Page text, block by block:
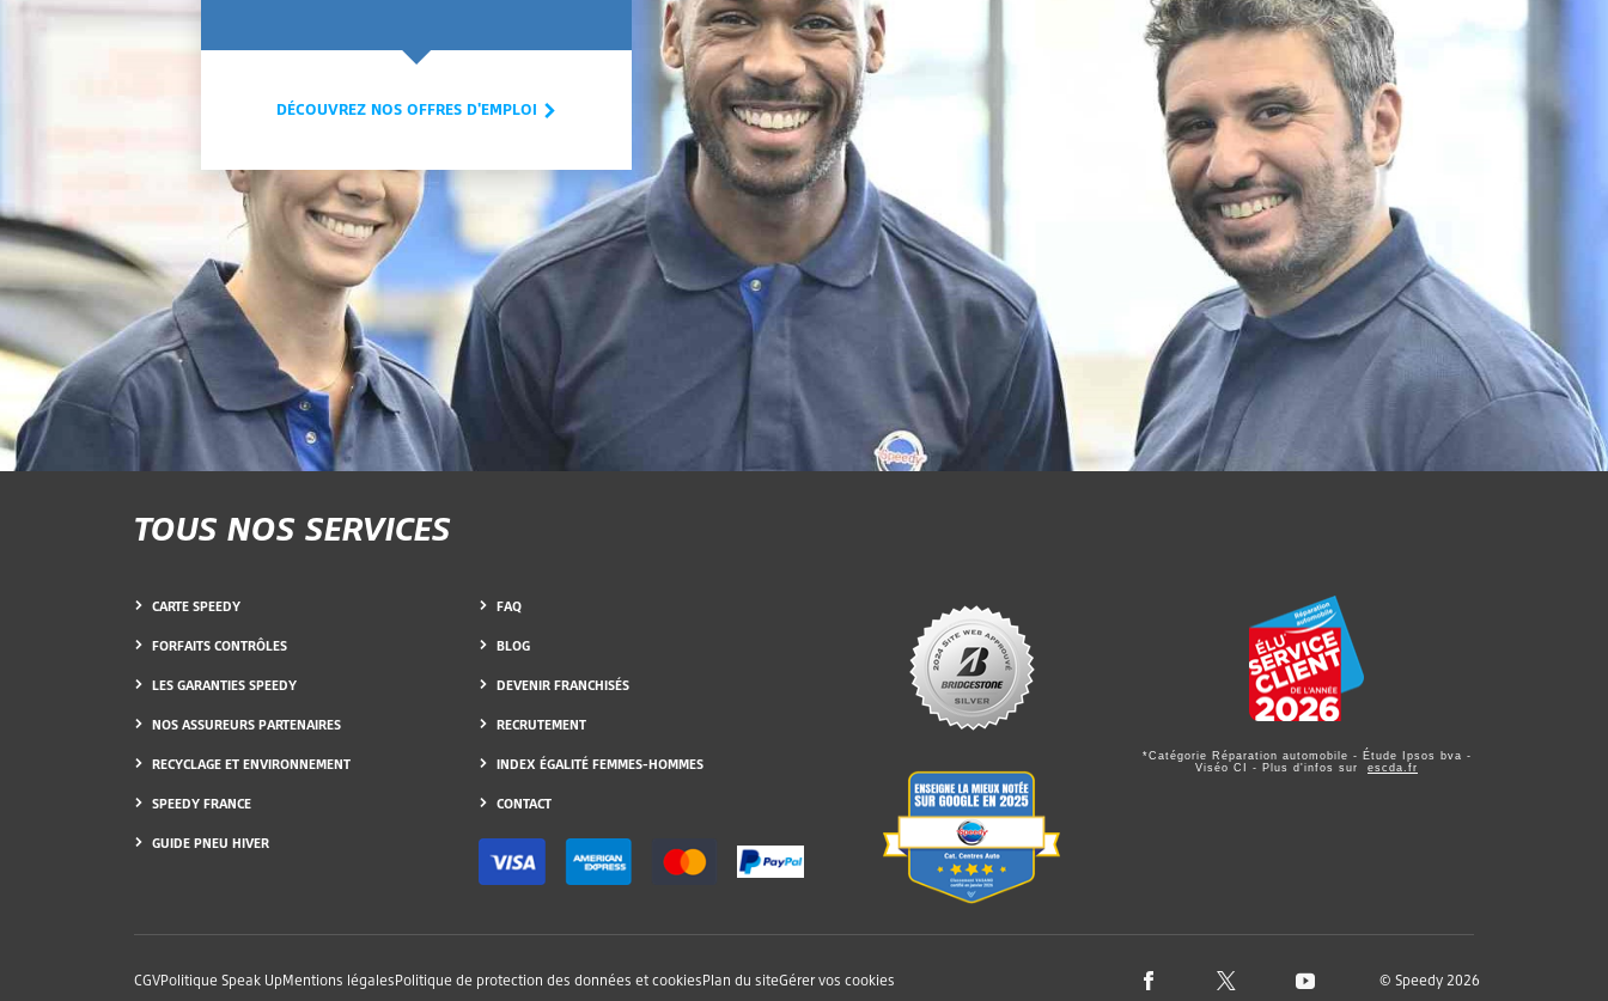
DÉCOUVREZ NOS OFFRES D'EMPLOI
TOUS NOS SERVICES
CARTE SPEEDY
FORFAITS CONTRÔLES
LES GARANTIES SPEEDY
NOS ASSUREURS PARTENAIRES
RECYCLAGE ET ENVIRONNEMENT
SPEEDY FRANCE
GUIDE PNEU HIVER
FAQ
BLOG
DEVENIR FRANCHISÉS
RECRUTEMENT
INDEX ÉGALITÉ FEMMES-HOMMES
CONTACT
*Catégorie Réparation automobile - Étude Ipsos bva -
Viséo CI - Plus d'infos sur escda.fr
CGVPolitique Speak UpMentions légalesPolitique de protection des données et cookiesPlan du siteGérer vos cookies © Speedy 2026